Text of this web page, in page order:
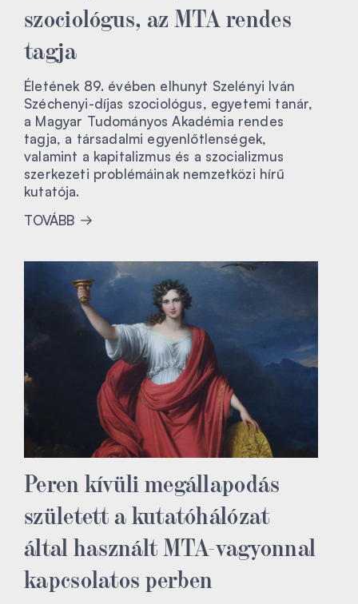
szociológus, az MTA rendes
tagja
Életének 89. évében elhunyt Szelényi Iván
Széchenyi-díjas szociológus, egyetemi tanár,
a Magyar Tudományos Akadémia rendes
tagja, a társadalmi egyenlőtlenségek,
valamint a kapitalizmus és a szocializmus
szerkezeti problémáinak nemzetközi hírű
kutatója.
TOVÁBB
Peren kívüli megállapodás
született a kutatóhálózat
által használt MTA-vagyonnal
kapcsolatos perben